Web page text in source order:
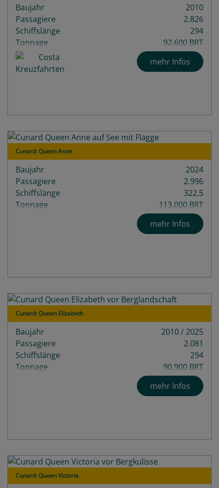
Baujahr
2010
Passagiere
2.826
Schiffslänge
294
Tonnage
92.600 BRT
mehr Infos
Cunard: Queen Anne
Baujahr
2024
Passagiere
2.996
Schiffslänge
322,5
Tonnage
113.000 BRT
mehr Infos
Cunard: Queen Elizabeth
Baujahr
2010 / 2025
Passagiere
2.081
Schiffslänge
294
Tonnage
90.900 BRT
mehr Infos
Cunard: Queen Victoria